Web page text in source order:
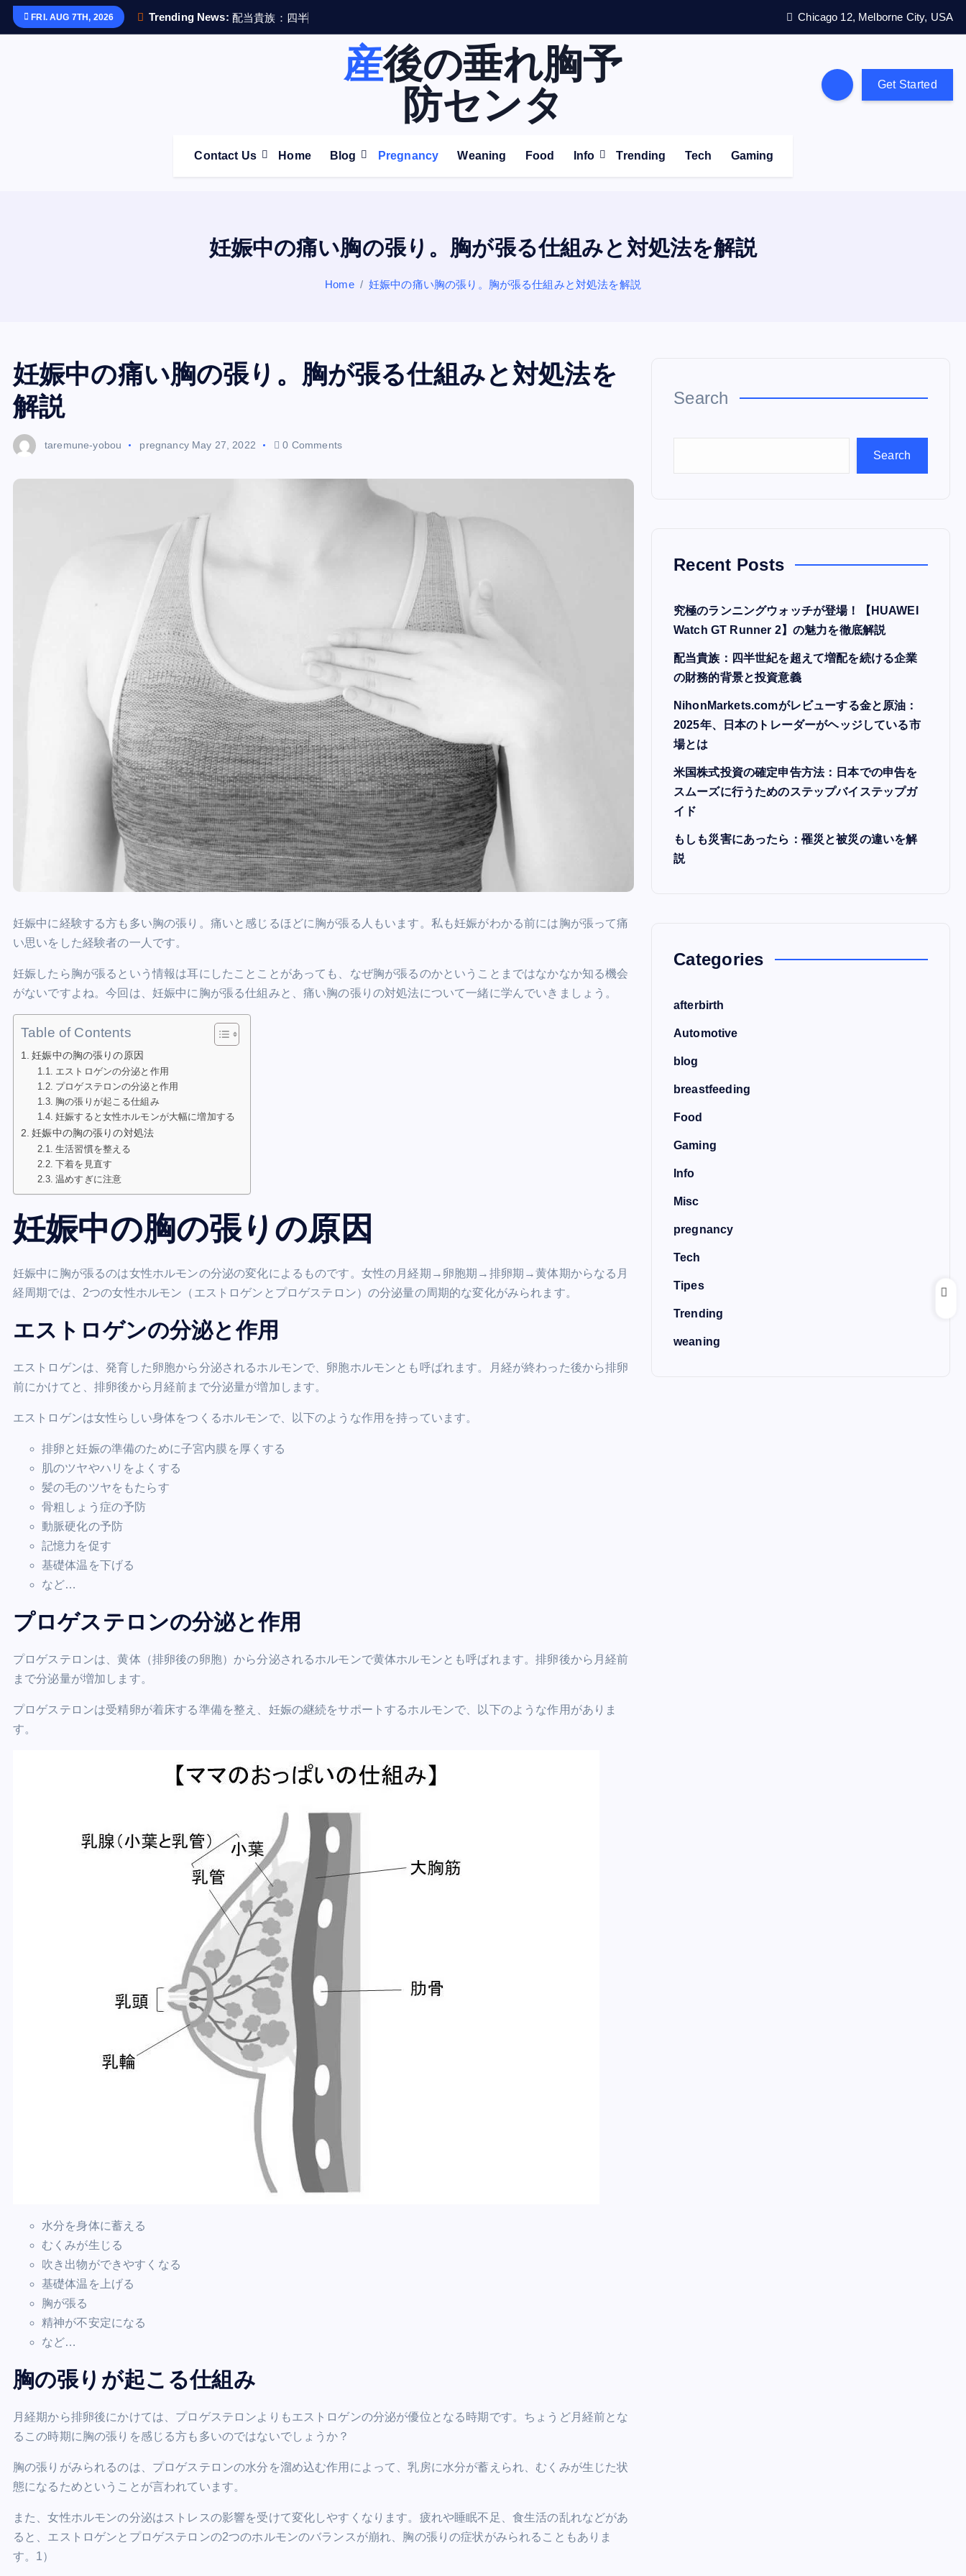
FRI. AUG 7TH, 2026 Trending News: 配当貴族 ： 四半 Chicago 12, Melborne City, USA
産後の垂れ胸予
防センタ
Get Started
Contact Us Home Blog Pregnancy Weaning Food Info Trending Tech Gaming
妊娠中の痛い胸の張り。胸が張る仕組みと対処法を解説
Home 妊娠中の痛い胸の張り。胸が張る仕組みと対処法を解説
妊娠中の痛い胸の張り。胸が張る仕組みと対処法を
解説
taremune-yobou pregnancy May 27, 2022 0 Comments
妊娠中に経験する方も多い胸の張り。痛いと感じるほどに胸が張る人もいます。私も妊娠がわかる前には胸が張って痛
い思いをした経験者の一人です。
妊娠したら胸が張るという情報は耳にしたことことがあっても、なぜ胸が張るのかということまではなかなか知る機会
がないですよね。今回は、妊娠中に胸が張る仕組みと、痛い胸の張りの対処法について一緒に学んでいきましょう。
Table of Contents
妊娠中の胸の張りの原因
エストロゲンの分泌と作用
プロゲステロンの分泌と作用
胸の張りが起こる仕組み
妊娠すると女性ホルモンが大幅に増加する
妊娠中の胸の張りの対処法
生活習慣を整える
下着を見直す
温めすぎに注意
妊娠中の胸の張りの原因
妊娠中に胸が張るのは女性ホルモンの分泌の変化によるものです。女性の月経期→卵胞期→排卵期→黄体期からなる月
経周期では、2つの女性ホルモン（ エストロゲン と プロゲステロン）の分泌量の周期的な変化がみられます。
エストロゲンの分泌と作用
エストロゲンは、発育した卵胞から分泌されるホルモンで、卵胞ホルモンとも呼ばれます。月経が終わった後から排卵
前にかけてと、排卵後から月経前まで分泌量が増加します。
エストロゲンは女性らしい身体をつくるホルモンで、以下のような作用を持っています。
排卵と妊娠の準備のために子宮内膜を厚くする
肌のツヤやハリをよくする
髪の毛のツヤをもたらす
骨粗しょう症の予防
動脈硬化の予防
記憶力を促す
基礎体温を下げる
など…
プロゲステロンの分泌と作用
プロゲステロンは、黄体（排卵後の卵胞）から分泌されるホルモンで黄体ホルモンとも呼ばれます。排卵後から月経前
まで分泌量が増加します。
プロゲステロンは受精卵が着床する準備を整え、妊娠の継続をサポートするホルモンで、以下のような作用がありま
す。
水分を身体に蓄える
むくみが生じる
吹き出物ができやすくなる
基礎体温を上げる
胸が張る
精神が不安定になる
など…
胸の張りが起こる仕組み
月経期から排卵後にかけては、プロゲステロンよりもエストロゲンの分泌が優位となる時期です。ちょうど月経前とな
るこの時期に胸の張りを感じる方も多いのではないでしょうか？
胸の張りがみられるのは、プロゲステロンの水分を溜め込む作用によって、乳房に水分が蓄えられ、むくみが生じた状
態になるためということが言われています。
また、女性ホルモンの分泌はストレスの影響を受けて変化しやすくなります。疲れや睡眠不足、食生活の乱れなどがあ
ると、エストロゲンとプロゲステロンの2つのホルモンのバランスが崩れ、胸の張りの症状がみられることもありま
す。 1）
Search
Search
Recent Posts
究極のランニングウォッチが登場！【HUAWEI
Watch GT Runner 2】の魅力を徹底解説
配当貴族：四半世紀を超えて増配を続ける企業
の財務的背景と投資意義
NihonMarkets.comがレビューする金と原油：
2025年、日本のトレーダーがヘッジしている市
場とは
米国株式投資の確定申告方法：日本での申告を
スムーズに行うためのステップバイステップガ
イド
もしも災害にあったら：罹災と被災の違いを解
説
Categories
afterbirth
Automotive
blog
breastfeeding
Food
Gaming
Info
Misc
pregnancy
Tech
Tipes
Trending
weaning